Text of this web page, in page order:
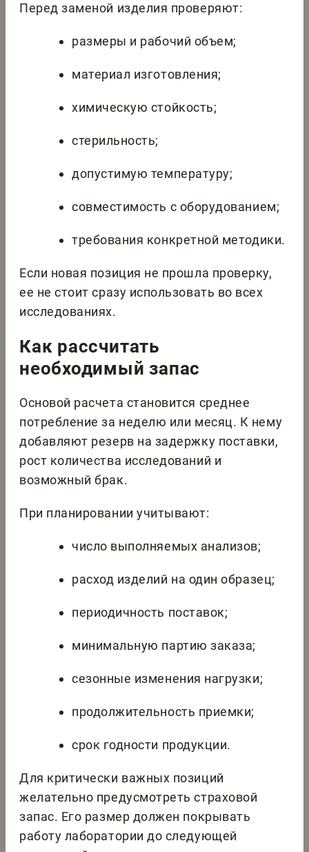
Перед заменой изделия проверяют:
размеры и рабочий объем;
материал изготовления;
химическую стойкость;
стерильность;
допустимую температуру;
совместимость с оборудованием;
требования конкретной методики.
Если новая позиция не прошла проверку,
ее не стоит сразу использовать во всех
исследованиях.
Как рассчитать
необходимый запас
Основой расчета становится среднее
потребление за неделю или месяц. К нему
добавляют резерв на задержку поставки,
рост количества исследований и
возможный брак.
При планировании учитывают:
число выполняемых анализов;
расход изделий на один образец;
периодичность поставок;
минимальную партию заказа;
сезонные изменения нагрузки;
продолжительность приемки;
срок годности продукции.
Для критически важных позиций
желательно предусмотреть страховой
запас. Его размер должен покрывать
работу лаборатории до следующей